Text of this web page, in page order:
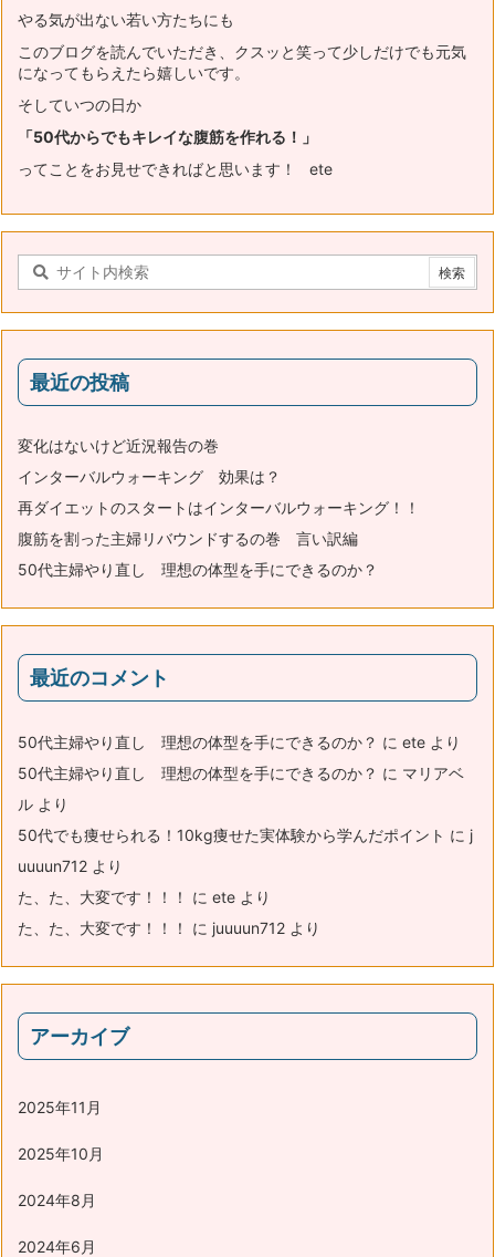
やる気が出ない若い方たちにも
このブログを読んでいただき、 クスッと笑って少しだけでも元気
になってもらえたら嬉しいです。
そしていつの日か
「50代からでもキレイな腹筋を作れる！」
ってことをお見せできればと思います！ ete
最近の投稿
変化はないけど近況報告の巻
インターバルウォーキング 効果は？
再ダイエットのスタートはインターバルウォーキング！！
腹筋を割った主婦リバウンドするの巻 言い訳編
50代主婦やり直し 理想の体型を手にできるのか？
最近のコメント
50代主婦やり直し 理想の体型を手にできるのか？ に ete より
50代主婦やり直し 理想の体型を手にできるのか？ に マリアベ
ル より
50代でも痩せられる！10kg痩せた実体験から学んだポイント に j
uuuun712 より
た、た、大変です！！！
に ete より
た、た、大変です！！！
に juuuun712 より
アーカイブ
2025年11月
2025年10月
2024年8月
2024年6月